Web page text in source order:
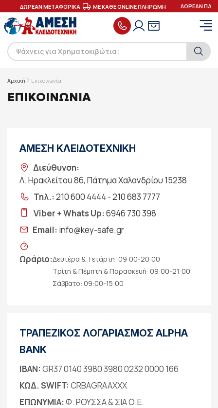
ΔΩΡΕΑΝ ΜΕΤΑΦΟΡΙΚΑ ΜΕ ΚΑΘΕ ONLINE ΠΛΗΡΩΜΗ ΔΩΡΕΑΝ
Αρχική Επικοινωνία
ΕΠΙΚΟΙΝΩΝΙΑ
ΑΜΕΣΗ ΚΛΕΙΔΟΤΕΧΝΙΚΗ
Διεύθυνση:
Λ. Ηρακλείτου 86, Πάτημα Χαλανδρίου 15238
Τηλ.:210 600 4444 -210 683 7777
Viber + Whats Up:6946 730 398
Email: info@key-safe.gr
Ωράριο:Δευτέρα & Tετάρτη: 09:00-20:00
Τρίτη & Πέμπτη & Παρασκευή: 09:00-21:00
Σάββατο: 09:00-15:00
ΤΡΑΠΕΖΙΚΟΣ ΛΟΓΑΡΙΑΣΜΟΣ ALPHA
BANK
IBAN: GR37 0140 3980 3980 0232 0000 166
ΚΩΔ. SWIFT: CRBAGRAAXXX
ΕΠΩΝΥΜΙΑ:Φ. ΡΟΥΣΣΑ & ΣΙΑ Ο.Ε.